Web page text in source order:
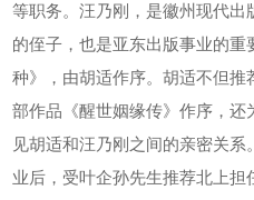
等职务。汪乃刚，是徽州现代
的侄子，也是亚东出版事业的
种》，由胡适作序。胡适不但
部作品《醒世姻缘传》作序，
见胡适和汪乃刚之间的亲密关
业后，受叶企孙先生推荐北上